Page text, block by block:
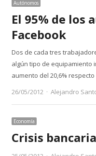
Autónomos
El 95% de los
Facebook
Dos de cada tres
algún tipo de equipamiento
aumento del 20,6%
26/05/2012
Author
Alejandro
Economía
Crisis bancaria